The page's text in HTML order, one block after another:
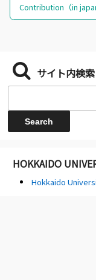
Contribution（in
サイト内検索
HOKKAIDO
Hokkaido